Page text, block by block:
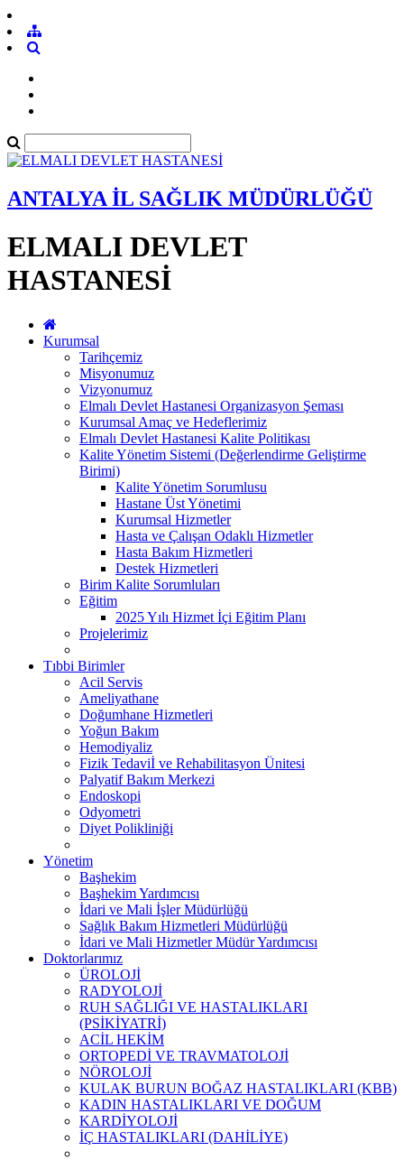
ANTALYA İL SAĞLIK MÜDÜRLÜĞÜ
ELMALI DEVLET
HASTANESİ
Kurumsal
Tarihçemiz
Misyonumuz
Vizyonumuz
Elmalı Devlet Hastanesi Organizasyon Şeması
Kurumsal Amaç ve Hedeflerimiz
Elmalı Devlet Hastanesi Kalite Politikası
Kalite Yönetim Sistemi (Değerlendirme Geliştirme
Birimi)
Kalite Yönetim Sorumlusu
Hastane Üst Yönetimi
Kurumsal Hizmetler
Hasta ve Çalışan Odaklı Hizmetler
Hasta Bakım Hizmetleri
Destek Hizmetleri
Birim Kalite Sorumluları
Eğitim
2025 Yılı Hizmet İçi Eğitim Planı
Projelerimiz
Tıbbi Birimler
Acil Servis
Ameliyathane
Doğumhane Hizmetleri
Yoğun Bakım
Hemodiyaliz
Fizik Tedaviİ ve Rehabilitasyon Ünitesi
Palyatif Bakım Merkezi
Endoskopi
Odyometri
Diyet Polikliniği
Yönetim
Başhekim
Başhekim Yardımcısı
İdari ve Mali İşler Müdürlüğü
Sağlık Bakım Hizmetleri Müdürlüğü
İdari ve Mali Hizmetler Müdür Yardımcısı
Doktorlarımız
ÜROLOJİ
RADYOLOJİ
RUH SAĞLIĞI VE HASTALIKLARI
(PSİKİYATRİ)
ACİL HEKİM
ORTOPEDİ VE TRAVMATOLOJİ
NÖROLOJİ
KULAK BURUN BOĞAZ HASTALIKLARI (KBB)
KADIN HASTALIKLARI VE DOĞUM
KARDİYOLOJİ
İÇ HASTALIKLARI (DAHİLİYE)